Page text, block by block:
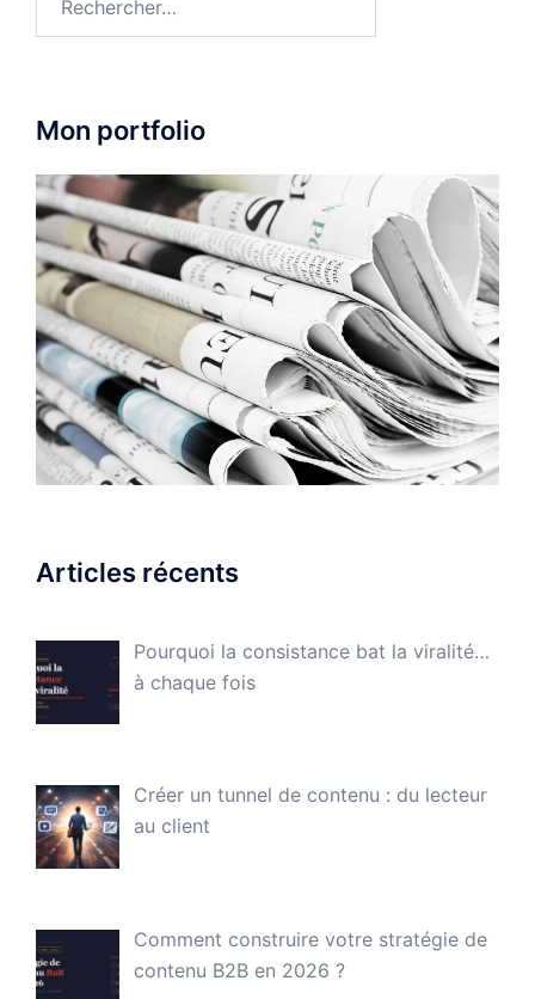
Mon portfolio
Articles récents
Pourquoi la consistance bat la viralité…
à chaque fois
Créer un tunnel de contenu : du lecteur
au client
Comment construire votre stratégie de
contenu B2B en 2026 ?